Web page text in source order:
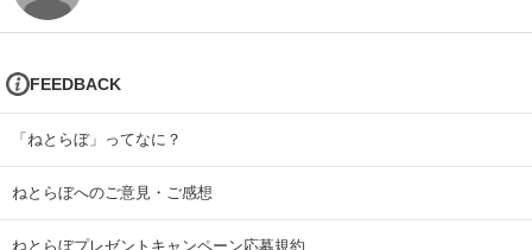
FEEDBACK
「ねとらぼ」ってなに？
ねとらぼへのご意見・ご感想
ねとらぼプレゼントキャンペーン応募規約